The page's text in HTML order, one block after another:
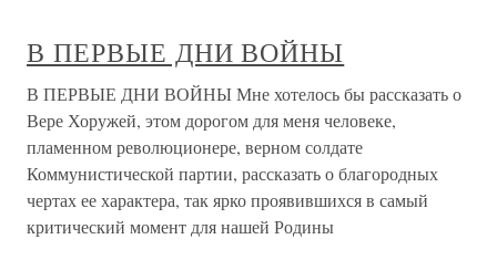
В ПЕРВЫЕ ДНИ ВОЙНЫ
В ПЕРВЫЕ ДНИ ВОЙНЫ Мне хотелось бы рассказать о
Вере Хоружей, этом дорогом для меня человеке,
пламенном революционере, верном солдате
Коммунистической партии, рассказать о благородных
чертах ее характера, так ярко проявившихся в самый
критический момент для нашей Родины